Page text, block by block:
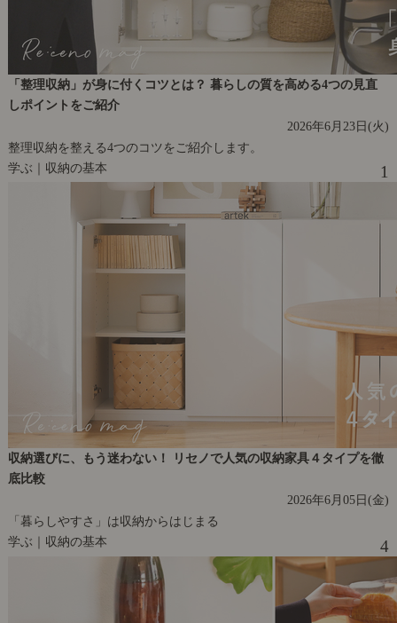
「整理収納」が身に付くコツとは？ 暮らしの質を高める4つの見直
しポイントをご紹介
2026年6月23日(火)
整理収納を整える4つのコツをご紹介します。
学ぶ｜収納の基本
1
収納選びに、もう迷わない！ リセノで人気の収納家具４タイプを徹
底比較
2026年6月05日(金)
「暮らしやすさ」は収納からはじまる
学ぶ｜収納の基本
4